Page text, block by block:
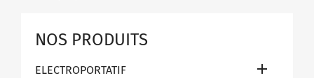
NOS PRODUITS
ELECTROPORTATIF 